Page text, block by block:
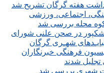
هفته گرگان تشریح شد
اجتماعی، ورزشی
محله بررسی شد
در صحن علنی شورای
شهـری گرگان
فرهنگی خبرنگاران
شدند
شهری بررسی شد